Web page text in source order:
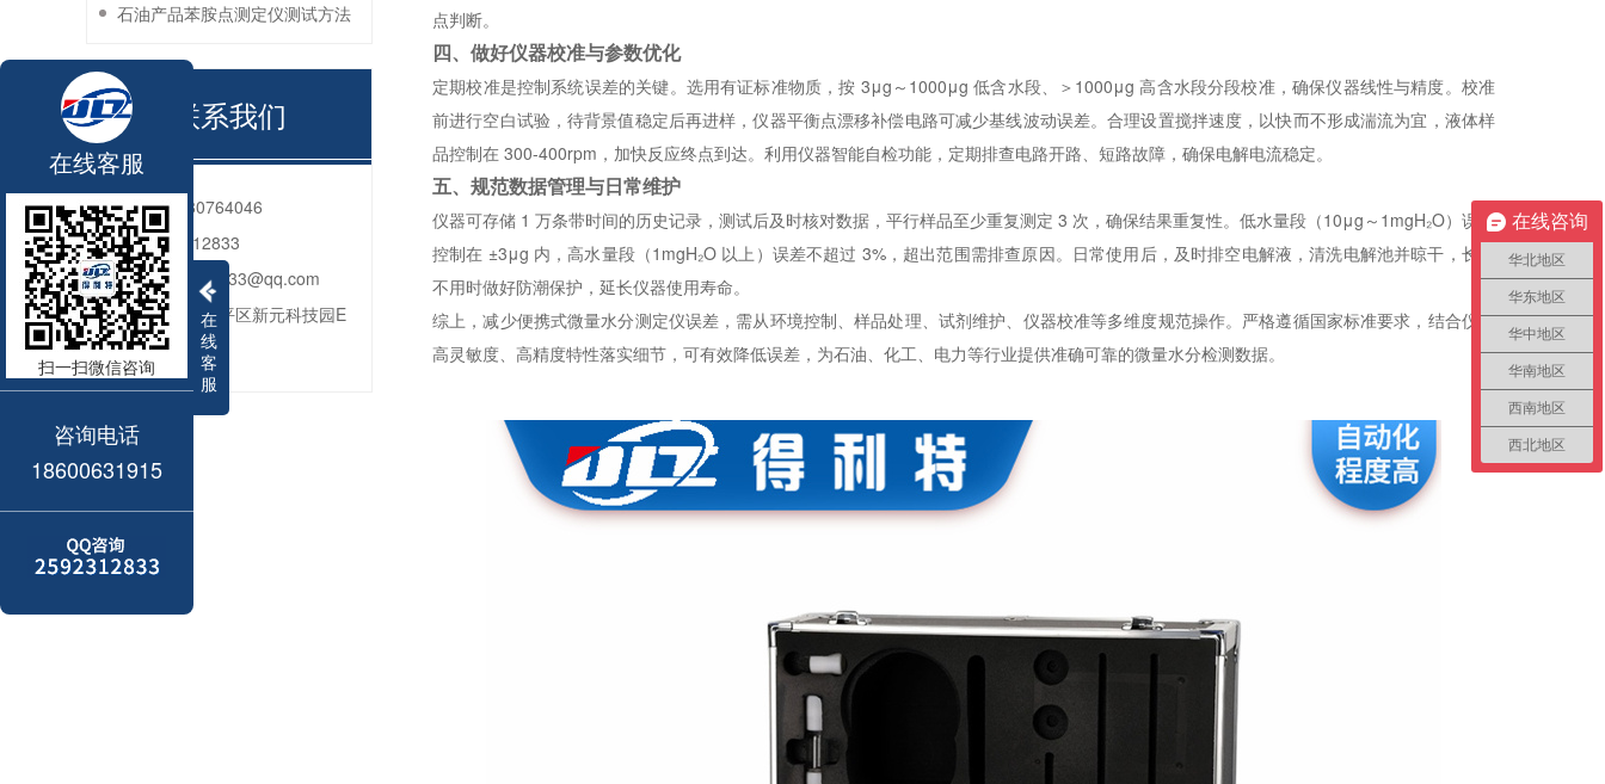
点判断。
四、做好仪器校准与参数优化
定期校准是控制系统误差的关键。选用有证标准物质，按 3μg～1000μg 低含水段、＞1000μg 高含水段分段校准，确保仪器线性与精度。校准
前进行空白试验，待背景值稳定后再进样，仪器平衡点漂移补偿电路可减少基线波动误差。合理设置搅拌速度，以快而不形成湍流为宜，液体样
品控制在 300-400rpm，加快反应终点到达。利用仪器智能自检功能，定期排查电路开路、短路故障，确保电解电流稳定。
五、规范数据管理与日常维护
仪器可存储 1 万条带时间的历史记录，测试后及时核对数据，平行样品至少重复测定 3 次，确保结果重复性。低水量段（10μg～1mgH₂O）误差
控制在 ±3μg 内，高水量段（1mgH₂O 以上）误差不超过 3%，超出范围需排查原因。日常使用后，及时排空电解液，清洗电解池并晾干，长期
不用时做好防潮保护，延长仪器使用寿命。
综上，减少便携式微量水分测定仪误差，需从环境控制、样品处理、试剂维护、仪器校准等多维度规范操作。严格遵循国家标准要求，结合仪器
高灵敏度、高精度特性落实细节，可有效降低误差，为石油、化工、电力等行业提供准确可靠的微量水分检测数据。
石油产品苯胺点测定仪测试方法
联系我们
电话：010-80764046
QQ：2592312833
邮箱：2592312833@qq.com
地址：北京市昌平区新元科技园E
座206
在
线
客
服
在线客服
扫一扫微信咨询
咨询电话
18600631915
在线咨询
华北地区
华东地区
华中地区
华南地区
西南地区
西北地区